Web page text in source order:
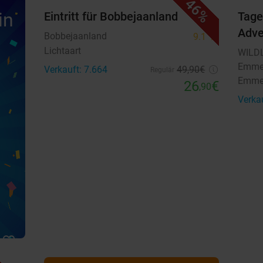
46%
Eintritt für Bobbejaanland
Bobbejaanland 9.1star
Lichtaart
Verkauft: 7.664
49,90€
26,90€
favorite_border